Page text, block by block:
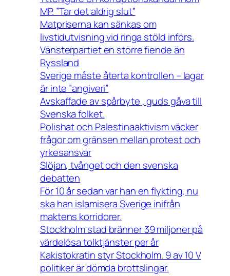
MP. ”Tar det aldrig slut”
Matpriserna kan sänkas om
livstidutvisning vid ringa stöld införs.
Vänsterpartiet en större fiende än
Ryssland
Sverige måste återta kontrollen – lagar
är inte ”angiveri”
Avskaffade av spårbyte , guds gåva till
Svenska folket.
Polishat och Palestinaaktivism väcker
frågor om gränsen mellan protest och
yrkesansvar
Slöjan, tvånget och den svenska
debatten
För 10 år sedan var han en flykting, nu
ska han islamisera Sverige inifrån
maktens korridorer.
Stockholm stad bränner 39 miljoner på
värdelösa tolktjänster per år
Kakistokratin styr Stockholm. 9 av 10 V
politiker är dömda brottslingar.